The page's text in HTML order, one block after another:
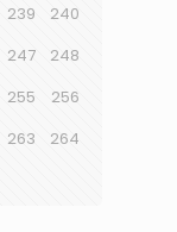
239
240
247
248
255
256
263
264